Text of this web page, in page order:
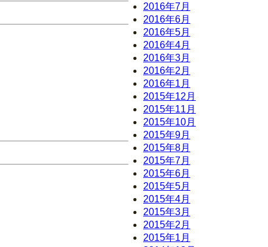
2016年7月
2016年6月
2016年5月
2016年4月
2016年3月
2016年2月
2016年1月
2015年12月
2015年11月
2015年10月
2015年9月
2015年8月
2015年7月
2015年6月
2015年5月
2015年4月
2015年3月
2015年2月
2015年1月